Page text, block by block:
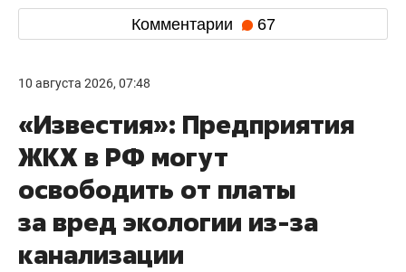
Комментарии 67
10 августа 2026, 07:48
«Известия»: Предприятия
ЖКХ в РФ могут
освободить от платы
за вред экологии из-за
канализации